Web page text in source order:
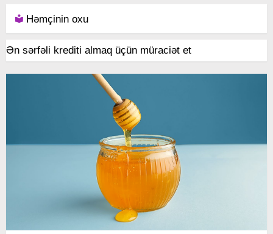
Həmçinin oxu
Ən sərfəli krediti almaq üçün müraciət et